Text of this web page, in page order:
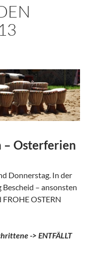
– Osterferien
Donnerstag. In der
– ansonsten
OSTERN
-> ENTFÄLLT